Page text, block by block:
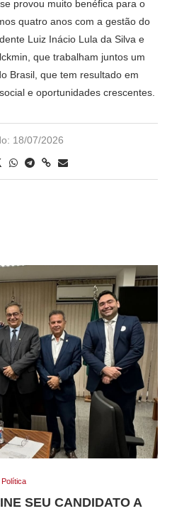
provou muito benéfica para o
quatro anos com a gestão do
Luiz Inácio Lula da Silva e
que trabalham juntos um
Brasil, que tem resultado em
e oportunidades crescentes.
18/07/2026
Política
SEU CANDIDATO A